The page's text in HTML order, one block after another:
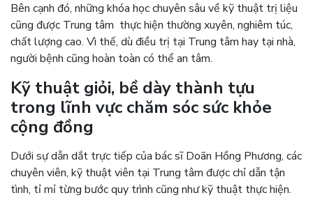
Bên cạnh đó, những khóa học chuyên sâu về kỹ thuật trị liệu
cũng được Trung tâm thực hiện thường xuyên, nghiêm túc,
chất lượng cao. Vì thế, dù điều trị tại Trung tâm hay tại nhà,
người bệnh cũng hoàn toàn có thể an tâm.
Kỹ thuật giỏi, bề dày thành tựu
trong lĩnh vực chăm sóc sức khỏe
cộng đồng
Dưới sự dẫn dắt trực tiếp của bác sĩ Doãn Hồng Phương, các
chuyên viên, kỹ thuật viên tại Trung tâm được chỉ dẫn tận
tình, tỉ mỉ từng bước quy trình cũng như kỹ thuật thực hiện.